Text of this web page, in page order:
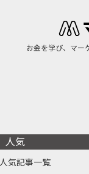
お金を学び、マー
人気
人気記事一覧